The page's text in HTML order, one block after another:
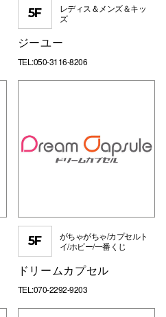
5F
レディス＆メンズ＆キッ
ズ
ジーユー
TEL:050-3116-8206
5F
がちゃがちゃ/カプセルト
イ/ホビー/一番くじ
ドリームカプセル
TEL:070-2292-9203